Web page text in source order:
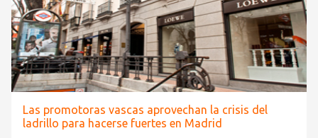
Las promotoras vascas aprovechan la crisis del
ladrillo para hacerse fuertes en Madrid